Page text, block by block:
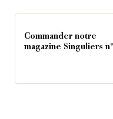
Commander notre
magazine Singuliers